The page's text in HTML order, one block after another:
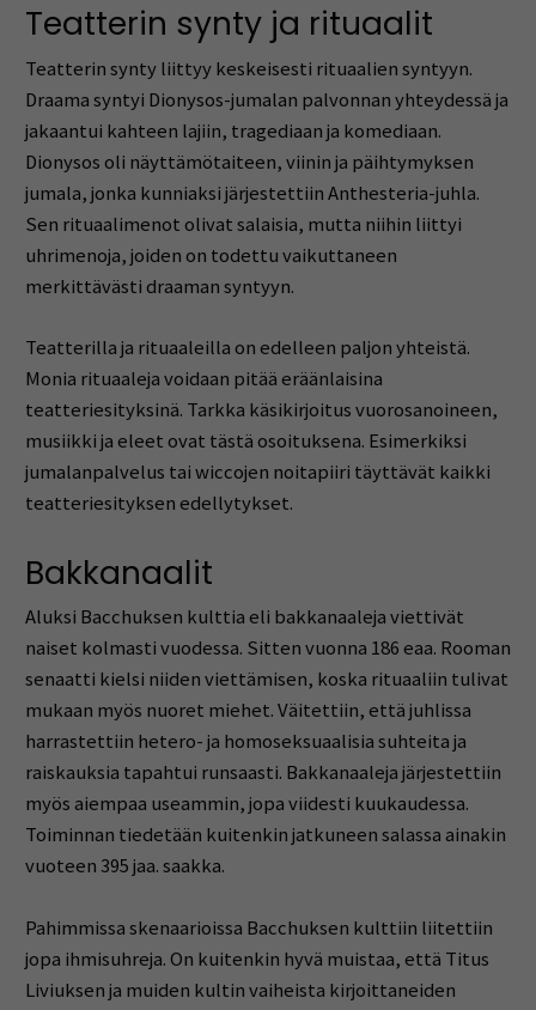
Teatterin synty ja rituaalit
Teatterin synty liittyy keskeisesti rituaalien syntyyn.
Draama syntyi Dionysos-jumalan palvonnan yhteydessä ja
jakaantui kahteen lajiin, tragediaan ja komediaan.
Dionysos oli näyttämötaiteen, viinin ja päihtymyksen
jumala, jonka kunniaksi järjestettiin Anthesteria-juhla.
Sen rituaalimenot olivat salaisia, mutta niihin liittyi
uhrimenoja, joiden on todettu vaikuttaneen
merkittävästi draaman syntyyn.
Teatterilla ja rituaaleilla on edelleen paljon yhteistä.
Monia rituaaleja voidaan pitää eräänlaisina
teatteriesityksinä. Tarkka käsikirjoitus vuorosanoineen,
musiikki ja eleet ovat tästä osoituksena. Esimerkiksi
jumalanpalvelus tai wiccojen noitapiiri täyttävät kaikki
teatteriesityksen edellytykset.
Bakkanaalit
Aluksi Bacchuksen kulttia eli bakkanaaleja viettivät
naiset kolmasti vuodessa. Sitten vuonna 186 eaa. Rooman
senaatti kielsi niiden viettämisen, koska rituaaliin tulivat
mukaan myös nuoret miehet. Väitettiin, että juhlissa
harrastettiin hetero- ja homoseksuaalisia suhteita ja
raiskauksia tapahtui runsaasti. Bakkanaaleja järjestettiin
myös aiempaa useammin, jopa viidesti kuukaudessa.
Toiminnan tiedetään kuitenkin jatkuneen salassa ainakin
vuoteen 395 jaa. saakka.
Pahimmissa skenaarioissa Bacchuksen kulttiin liitettiin
jopa ihmisuhreja. On kuitenkin hyvä muistaa, että Titus
Liviuksen ja muiden kultin vaiheista kirjoittaneiden